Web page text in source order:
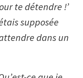
te détendre !’
supposée
dans un